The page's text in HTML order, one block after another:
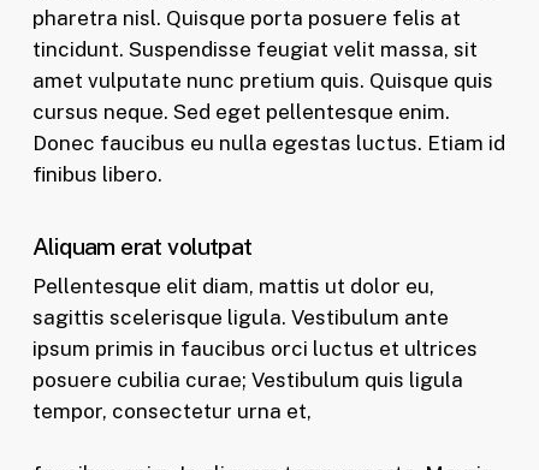
pharetra nisl. Quisque porta posuere felis at
tincidunt. Suspendisse feugiat velit massa, sit
amet vulputate nunc pretium quis. Quisque quis
cursus neque. Sed eget pellentesque enim.
Donec faucibus eu nulla egestas luctus. Etiam id
finibus libero.
Aliquam erat volutpat
Pellentesque elit diam, mattis ut dolor eu,
sagittis scelerisque ligula. Vestibulum ante
ipsum primis in faucibus orci luctus et ultrices
posuere cubilia curae; Vestibulum quis ligula
tempor, consectetur urna et,